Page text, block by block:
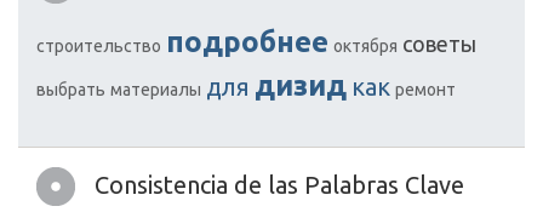
строительство подробнее октября советы
выбрать материалы для дизид как ремонт
Consistencia de las Palabras Clave